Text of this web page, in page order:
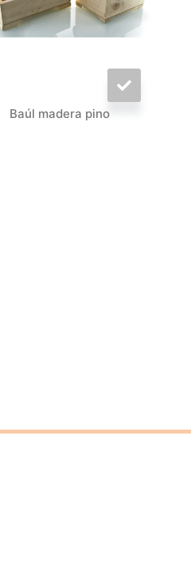
Baúl madera pino